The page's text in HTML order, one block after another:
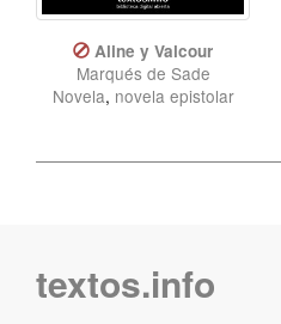
Aline y Valcour
Marqués de Sade
Novela, novela epistolar
textos.info